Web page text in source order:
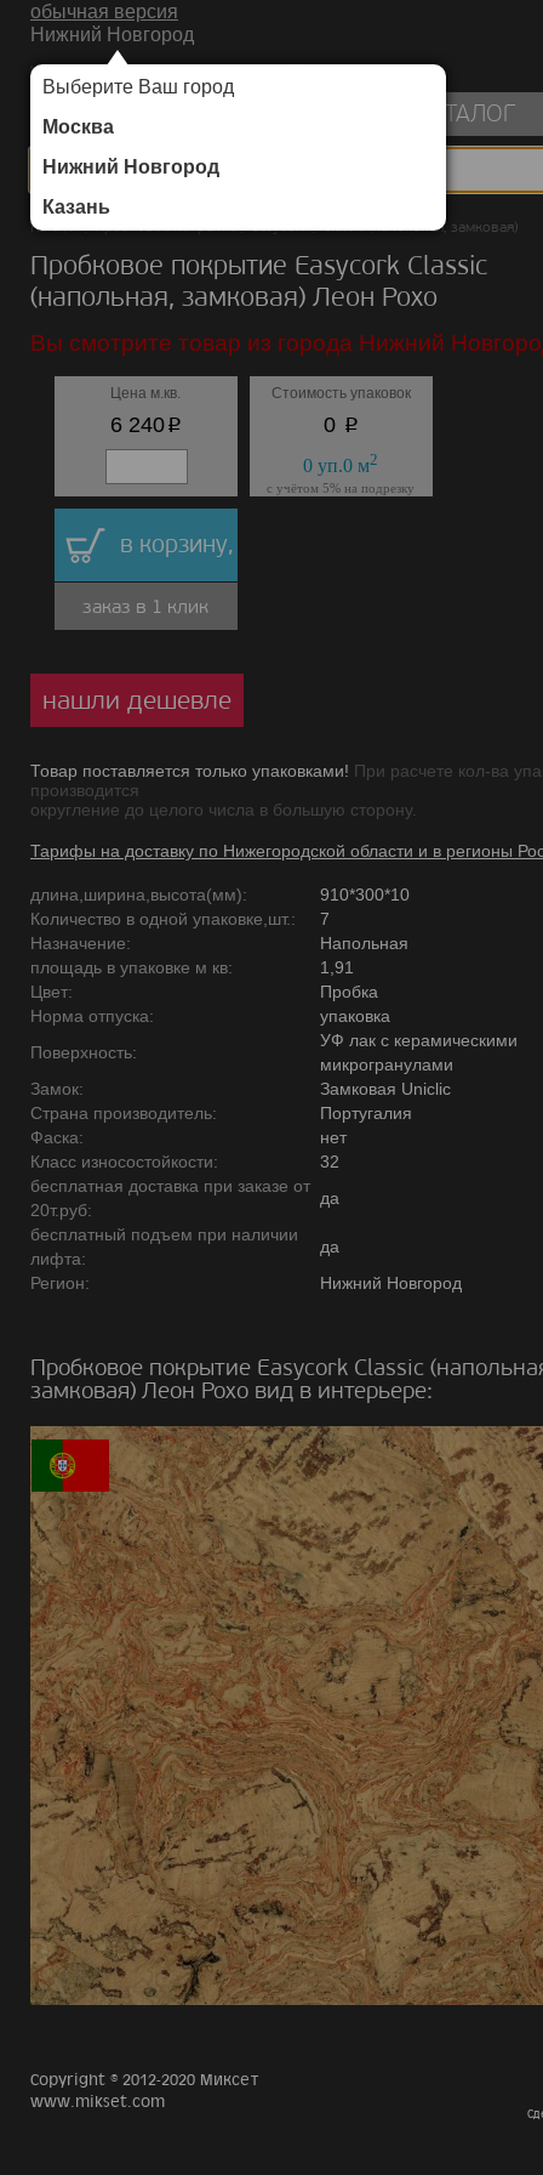
обычная версия
Нижний Новгород
Выберите Ваш город
Москва
Нижний Новгород
Казань
ИНТЕРНЕТ-МАГАЗИН НАПОЛЬНЫХ ПОКРЫТИЙ
КАТАЛОГ
Каталог/Пробковое покрытие/Easycork/Classic (напольная, замковая)
Пробковое покрытие Easycork Classic
(напольная, замковая) Леон Рохо
Вы смотрите товар из города Нижний
Цена м.кв.
6 240p
Стоимость упаковок
0 p
0 уп.0 м2
с учётом 5% на подрезку
в корзину,
заказ в 1 клик
нашли дешевле
Товар поставляется только упаковками! При расчете кол-ва
производится
округление до целого числа в большую сторону.
Тарифы на доставку по Нижегородской области и в регионы
длина,ширина,высота(мм):
910*300*10
Количество в одной упаковке,шт.:
7
Назначение:
Напольная
площадь в упаковке м кв:
1,91
Цвет:
Пробка
Норма отпуска:
упаковка
Поверхность:
УФ лак с керамическими
микрогранулами
Замок:
Замковая Uniclic
Страна производитель:
Португалия
Фаска:
нет
Класс износостойкости:
32
бесплатная доставка при заказе от
20т.руб:
да
бесплатный подъем при наличии
лифта:
да
Регион:
Нижний Новгород
Пробковое покрытие Easycork Classic
замковая) Леон Рохо вид в интерьере:
Copyright © 2012-2020 Миксет
www.mikset.com